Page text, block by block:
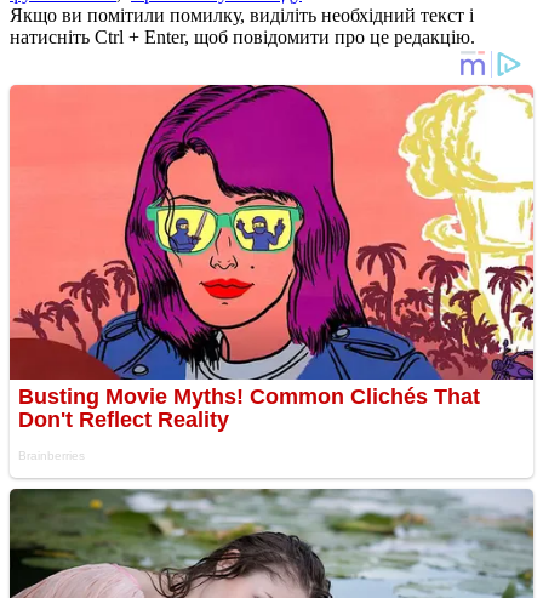
Якщо ви помітили помилку, виділіть необхідний текст і
натисніть Ctrl + Enter, щоб повідомити про це редакцію.